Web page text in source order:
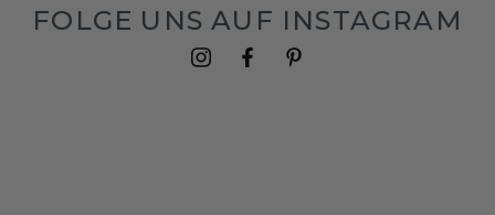
FOLGE UNS AUF INSTAGRAM